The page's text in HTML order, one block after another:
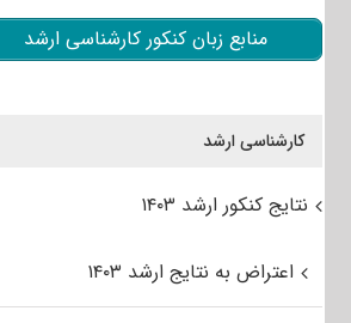
منابع زبان کنکور کارشناسی ارشد
کارشناسی ارشد
نتایج کنکور ارشد ۱۴۰۳
اعتراض به نتایج ارشد ۱۴۰۳